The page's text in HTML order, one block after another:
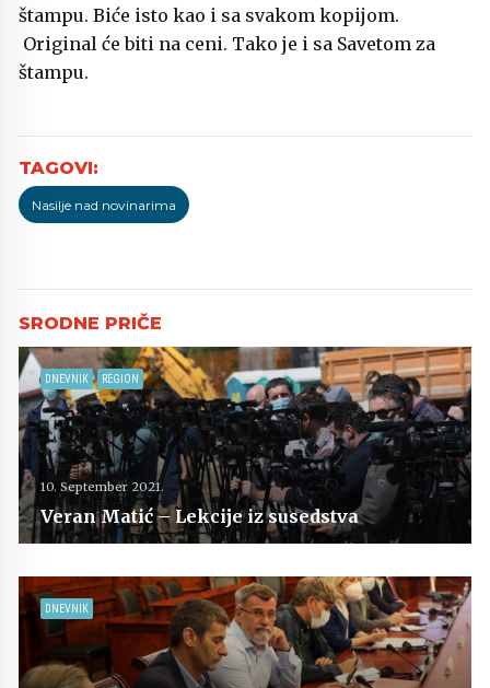
štampu. Biće isto kao i sa svakom kopijom.
Original će biti na ceni. Tako je i sa Savetom za
štampu.
Nasilje nad novinarima
DNEVNIK REGION
10. September 2021.
Veran Matić – Lekcije iz susedstva
DNEVNIK